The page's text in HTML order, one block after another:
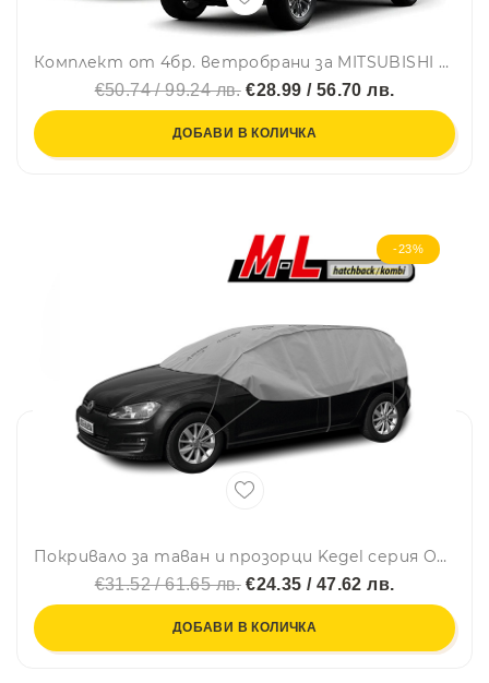
Комплект от 4бр. ветробрани за MITSUBISHI L200 V 4DOORS 2016 - 2023 г.
€50.74 / 99.24 лв.€28.99 / 56.70 лв.
ДОБАВИ В КОЛИЧКА
-23%
Покривало за таван и прозорци Kegel серия Optimal размер M-L сиво за хечбек 275-295cm.
€31.52 / 61.65 лв.€24.35 / 47.62 лв.
ДОБАВИ В КОЛИЧКА